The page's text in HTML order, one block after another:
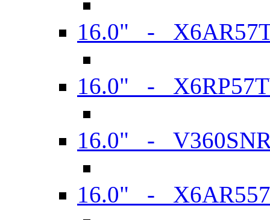
16.0" -
16.0" -
16.0" -
16.0" -